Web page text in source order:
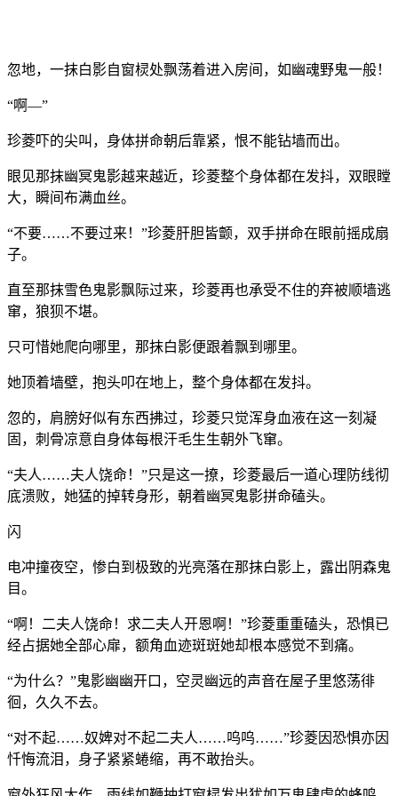
忽地，一抹白影自窗棂处飘荡着进入房间，如幽魂野鬼一般！
“啊—”
珍菱吓的尖叫，身体拼命朝后靠紧，恨不能钻墙而出。
眼见那抹幽冥鬼影越来越近，珍菱整个身体都在发抖，双眼瞠
大，瞬间布满血丝。
“不要……不要过来！”珍菱肝胆皆颤，双手拼命在眼前摇成扇
子。
直至那抹雪色鬼影飘际过来，珍菱再也承受不住的弃被顺墙逃
窜，狼狈不堪。
只可惜她爬向哪里，那抹白影便跟着飘到哪里。
她顶着墙壁，抱头叩在地上，整个身体都在发抖。
忽的，肩膀好似有东西拂过，珍菱只觉浑身血液在这一刻凝
固，刺骨凉意自身体每根汗毛生生朝外飞窜。
“夫人……夫人饶命！”只是这一撩，珍菱最后一道心理防线彻
底溃败，她猛的掉转身形，朝着幽冥鬼影拼命磕头。
闪
电冲撞夜空，惨白到极致的光亮落在那抹白影上，露出阴森鬼
目。
“啊！二夫人饶命！求二夫人开恩啊！”珍菱重重磕头，恐惧已
经占据她全部心扉，额角血迹斑斑她却根本感觉不到痛。
“为什么？”鬼影幽幽开口，空灵幽远的声音在屋子里悠荡徘
徊，久久不去。
“对不起……奴婢对不起二夫人……呜呜……”珍菱因恐惧亦因
忏悔流泪，身子紧紧蜷缩，再不敢抬头。